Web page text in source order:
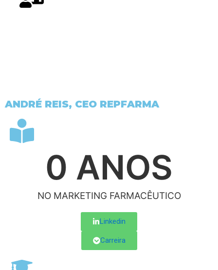
ANDRÉ REIS, CEO REPFARMA
NO MARKETING FARMACÊUTICO
0 ANOS
Linkedin
Carreira